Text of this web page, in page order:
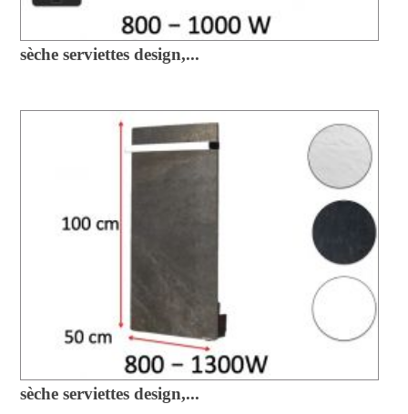
sèche serviettes design,...
sèche serviettes design,...